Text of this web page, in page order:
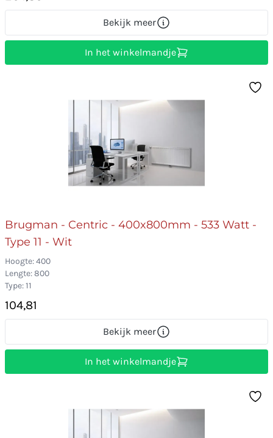
Bekijk meer
In het winkelmandje
Brugman - Centric - 400x800mm - 533 Watt -
Type 11 - Wit
Hoogte: 400
Lengte: 800
Type: 11
104,81
Bekijk meer
In het winkelmandje